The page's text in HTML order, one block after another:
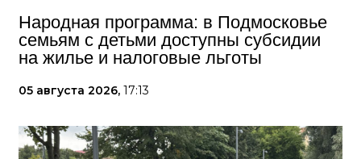
Народная программа: в Подмосковье
семьям с детьми доступны субсидии
на жилье и налоговые льготы
05 августа 2026, 17:13